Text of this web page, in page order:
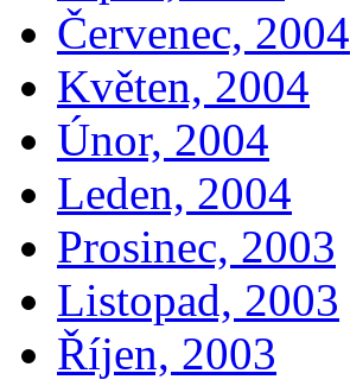
Červenec, 2004
Květen, 2004
Únor, 2004
Leden, 2004
Prosinec, 2003
Listopad, 2003
Říjen, 2003